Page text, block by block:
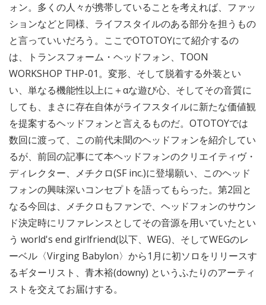
ォン。多くの人々が携帯していることを考えれば、ファッ
ションなどと同様、ライフスタイルのある部分を担うもの
と言っていいだろう。ここでOTOTOYにて紹介するの
は、トランスフォーム・ヘッドフォン、TOON
WORKSHOP THP-01。変形、そして脱着する外装とい
い、単なる機能性以上に＋αな遊び心、そしてその音質に
しても、まさに存在自体がライフスタイルに新たな価値観
を提案するヘッドフォンと言えるものだ。OTOTOYでは
数回に渡って、この前代未聞のヘッドフォンを紹介してい
るが、前回の記事にて本ヘッドフォンのクリエイティヴ・
ディレクター、メチクロ(SF inc.)に登場願い、このヘッド
フォンの興味深いコンセプトを語ってもらった。第2回と
なる今回は、メチクロもファンで、ヘッドフォンのサウン
ド決定時にリファレンスとしてその音源を用いていたとい
う world's end girlfriend(以下、WEG)、そしてWEGのレ
ーベル〈Virging Babylon〉から1月に初ソロをリリースす
るギターリスト、青木裕(downy) というふたりのアーティ
ストを交えてお届けする。